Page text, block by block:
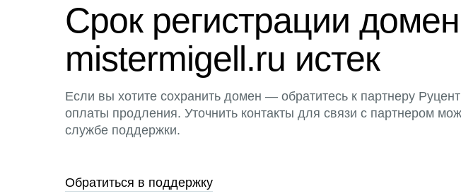
Срок регистрации
mistermigell.ru истек
Если вы хотите сохранить домен — обратитесь к партнеру
оплаты продления. Уточнить контакты для связи с партнером
службе поддержки.
Обратиться в поддержку